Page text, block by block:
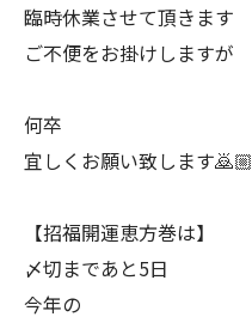
臨時休業させて頂きます
ご不便をお掛けしますが
何卒
宜しくお願い致します🙇🏼
【招福開運恵方巻は】
〆切まであと5日
今年の